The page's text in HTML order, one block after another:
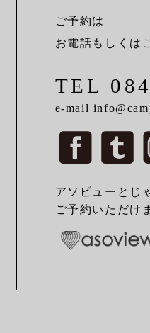
ご予約は
お電話もしくは
TEL
e-mail
アソビューとじ
ご予約いただけ